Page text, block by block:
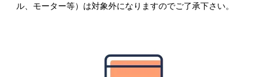
ル、モーター等）は対象外になりますのでご了承下さい。